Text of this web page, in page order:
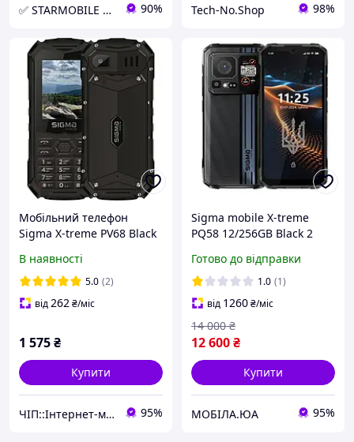
✅ STARMOBILE PARTS Інтернет-магазин запчастин для ремонту мобільного телефону та планшета 90% Tech-No.Shop 98%
Мобільний телефон
Sigma X-treme PV68 Black
В наявності
5.0 (2)
від262₴/міс
1 575₴
Купити
ЧІП::Інтернет-магазин техніки та електроніки 95%
Sigma mobile X-treme
PQ58 12/256GB Black 2
200 МП нічне бачення
гарантія 12 міс
Готово до відправки
1.0 (1)
від 1260₴/міс
12 600₴
14 000 ₴
Купити
МОБІЛА.ЮА 95%